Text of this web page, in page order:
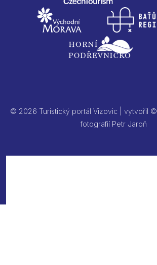
© 2026 Turistický portál Vizovic | vytvořil ©
fotografií Petr Jaroň